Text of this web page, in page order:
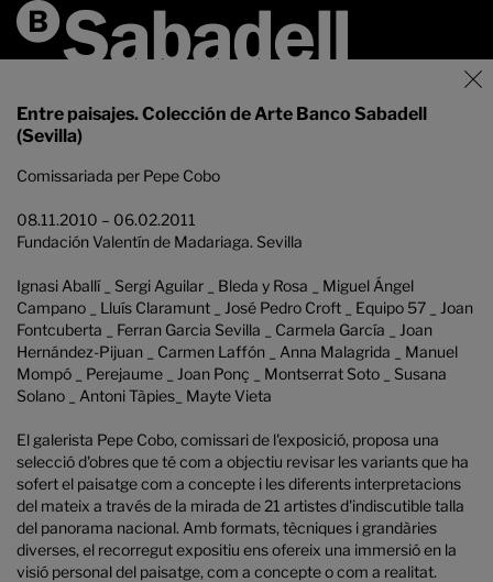
Entre paisajes. Colección de Arte Banco Sabadell
(Sevilla)
Comissariada per Pepe Cobo
08.11.2010 – 06.02.2011
Fundación Valentín de Madariaga. Sevilla
Ignasi Aballí _ Sergi Aguilar _ Bleda y Rosa _ Miguel Ángel
Campano _ Lluís Claramunt _ José Pedro Croft _ Equipo 57 _ Joan
Fontcuberta _ Ferran Garcia Sevilla _ Carmela García _ Joan
Hernández-Pijuan _ Carmen Laffón _ Anna Malagrida _ Manuel
Mompó _ Perejaume _ Joan Ponç _ Montserrat Soto _ Susana
Solano _ Antoni Tàpies_ Mayte Vieta
El galerista Pepe Cobo, comissari de l'exposició, proposa una
selecció d'obres que té com a objectiu revisar les variants que ha
sofert el paisatge com a concepte i les diferents interpretacions
del mateix a través de la mirada de 21 artistes d'indiscutible talla
del panorama nacional. Amb formats, tècniques i grandàries
diverses, el recorregut expositiu ens ofereix una immersió en la
visió personal del paisatge, com a concepte o com a realitat.